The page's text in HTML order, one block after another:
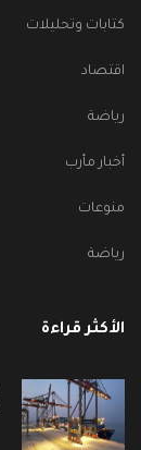
كتابات وتحليلات
اقتصاد
رياضة
أخبار مأرب
منوعات
رياضة
الأكثر قراءة